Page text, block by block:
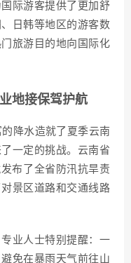
际游客提供了更加舒
日韩等地区的游客数
旅游目的地向国际化
地接保驾护航
降水造就了夏季云南
一定的挑战。云南省
布了全省防汛抗旱责
景区道路和交通线路
业人士特别提醒：一
免在暴雨天气前往山